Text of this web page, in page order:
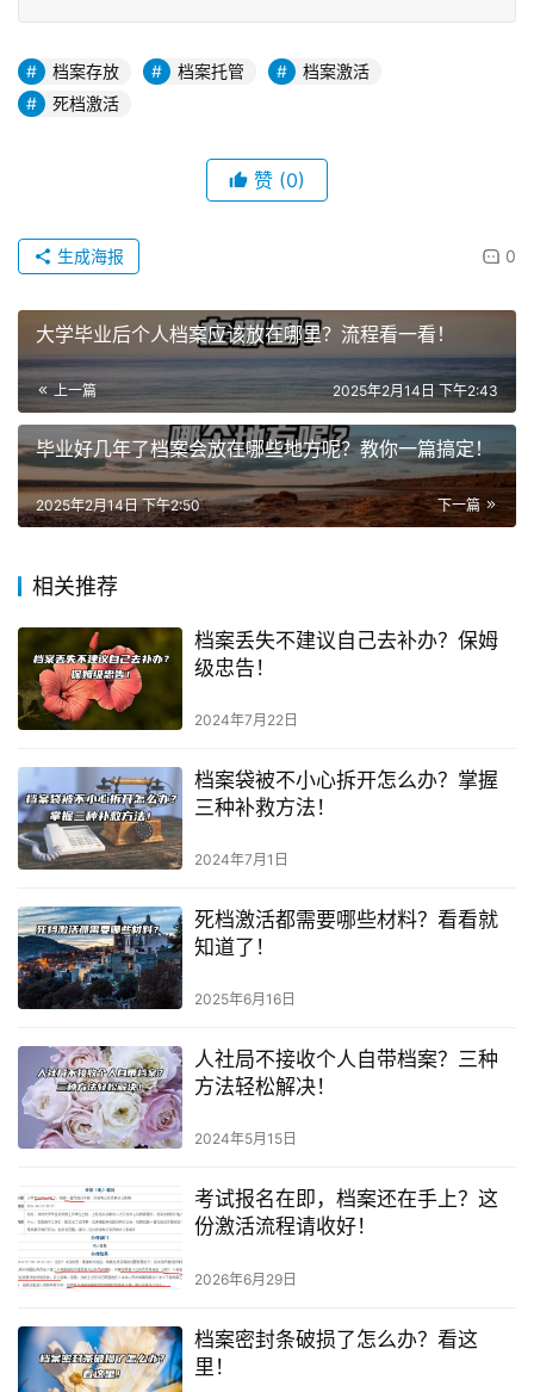
档案存放 档案托管
档案激活
死档激活
赞 (0)
0
生成海报
大学毕业后个人档案应该放在哪里？流程看一看！
上一篇 2025年2月14日 下午2:43
毕业好几年了档案会放在哪些地方呢？教你一篇搞定！
下一篇
2025年2月14日 下午2:50
相关推荐
档案丢失不建议自己去补办？保姆
级忠告！
2024年7月22日
档案袋被不小心拆开怎么办？掌握
三种补救方法！
2024年7月1日
死档激活都需要哪些材料？看看就
知道了！
2025年6月16日
人社局不接收个人自带档案？三种
方法轻松解决！
2024年5月15日
考试报名在即，档案还在手上？这
份激活流程请收好！
2026年6月29日
档案密封条破损了怎么办？看这
里！